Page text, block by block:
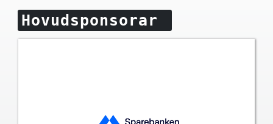
Hovudsponsorar